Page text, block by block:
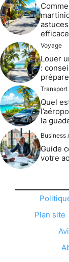
Voyage
Louer
:
Transport
Quel
la
Business
Guide
votre
Plan site